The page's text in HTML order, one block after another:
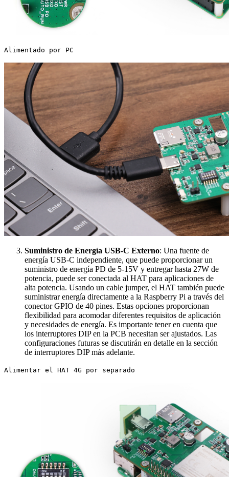
Alimentado por PC
Suministro de Energía USB-C Externo: Una fuente de
energía USB-C independiente, que puede proporcionar un
suministro de energía PD de 5-15V y entregar hasta 27W de
potencia, puede ser conectada al HAT para aplicaciones de
alta potencia. Usando un cable jumper, el HAT también puede
suministrar energía directamente a la Raspberry Pi a través del
conector GPIO de 40 pines. Estas opciones proporcionan
flexibilidad para acomodar diferentes requisitos de aplicación
y necesidades de energía. Es importante tener en cuenta que
los interruptores DIP en la PCB necesitan ser ajustados. Las
configuraciones futuras se discutirán en detalle en la sección
de interruptores DIP más adelante.
Alimentar el HAT 4G por separado